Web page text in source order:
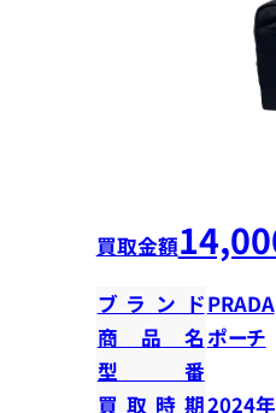
買取金額
ブランドPRADA
商品名ポーチ
型番
買取時期2024